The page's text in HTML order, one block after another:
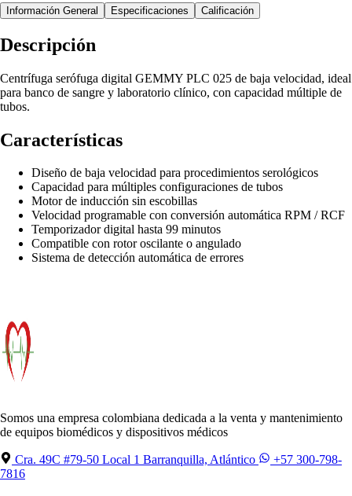
Información General Especificaciones Calificación
Descripción
Centrífuga serófuga digital GEMMY PLC 025 de baja velocidad, ideal
para banco de sangre y laboratorio clínico, con capacidad múltiple de
tubos.
Características
Diseño de baja velocidad para procedimientos serológicos
Capacidad para múltiples configuraciones de tubos
Motor de inducción sin escobillas
Velocidad programable con conversión automática RPM / RCF
Temporizador digital hasta 99 minutos
Compatible con rotor oscilante o angulado
Sistema de detección automática de errores
Somos una empresa colombiana dedicada a la venta y mantenimiento
de equipos biomédicos y dispositivos médicos
Cra. 49C #79-50 Local 1 Barranquilla, Atlántico
+57 300-798-
7816